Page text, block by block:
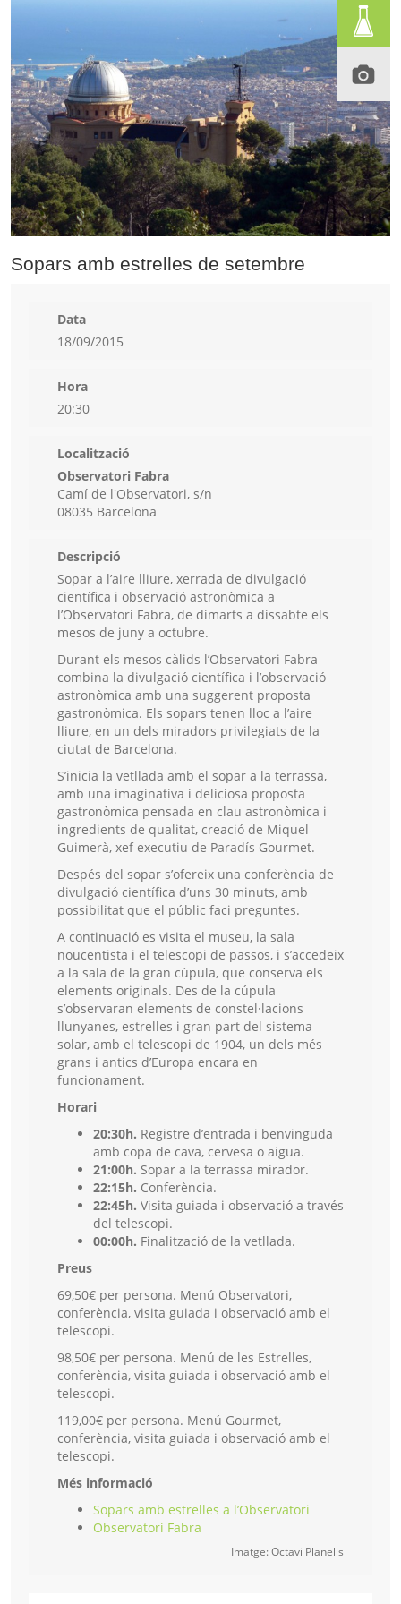
Sopars amb estrelles de setembre
Data
18/09/2015
Hora
20:30
Localització
Observatori Fabra
Camí de l'Observatori, s/n
08035 Barcelona
Descripció
Sopar a l’aire lliure, xerrada de divulgació
científica i observació astronòmica a
l’Observatori Fabra, de dimarts a dissabte els
mesos de juny a octubre.
Durant els mesos càlids l’Observatori Fabra
combina la divulgació científica i l’observació
astronòmica amb una suggerent proposta
gastronòmica. Els sopars tenen lloc a l’aire
lliure, en un dels miradors privilegiats de la
ciutat de Barcelona.
S’inicia la vetllada amb el sopar a la terrassa,
amb una imaginativa i deliciosa proposta
gastronòmica pensada en clau astronòmica i
ingredients de qualitat, creació de Miquel
Guimerà, xef executiu de Paradís Gourmet.
Despés del sopar s’ofereix una conferència de
divulgació científica d’uns 30 minuts, amb
possibilitat que el públic faci preguntes.
A continuació es visita el museu, la sala
noucentista i el telescopi de passos, i s’accedeix
a la sala de la gran cúpula, que conserva els
elements originals. Des de la cúpula
s’observaran elements de constel·lacions
llunyanes, estrelles i gran part del sistema
solar, amb el telescopi de 1904, un dels més
grans i antics d’Europa encara en
funcionament.
Horari
20:30h. Registre d’entrada i benvinguda
amb copa de cava, cervesa o aigua.
21:00h. Sopar a la terrassa mirador.
22:15h. Conferència.
22:45h. Visita guiada i observació a través
del telescopi.
00:00h. Finalització de la vetllada.
Preus
69,50€ per persona. Menú Observatori,
conferència, visita guiada i observació amb el
telescopi.
98,50€ per persona. Menú de les Estrelles,
conferència, visita guiada i observació amb el
telescopi.
119,00€ per persona. Menú Gourmet,
conferència, visita guiada i observació amb el
telescopi.
Més informació
Sopars amb estrelles a l’Observatori
Observatori Fabra
Imatge: Octavi Planells